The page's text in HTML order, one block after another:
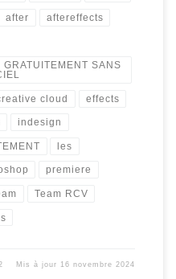
after aftereffects
SANS
cloud effects
indesign
les
premiere
Team RCV
Mis à jour 16 novembre 2024